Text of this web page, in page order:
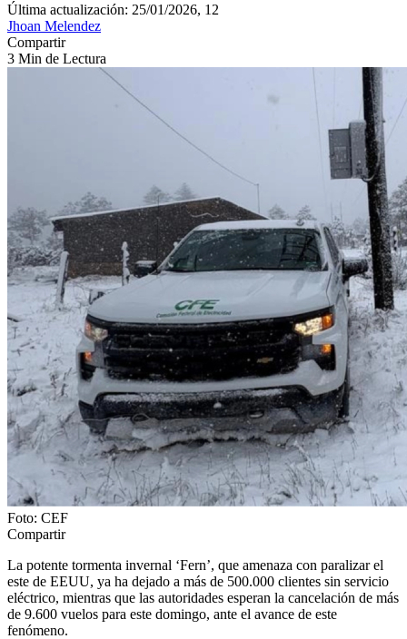
Última actualización: 25/01/2026, 12
Jhoan Melendez
Compartir
3 Min de Lectura
Foto: CEF
Compartir
La potente tormenta invernal ‘Fern’, que amenaza con paralizar el
este de EEUU, ya ha dejado a más de 500.000 clientes sin servicio
eléctrico, mientras que las autoridades esperan la cancelación de más
de 9.600 vuelos para este domingo, ante el avance de este
fenómeno.